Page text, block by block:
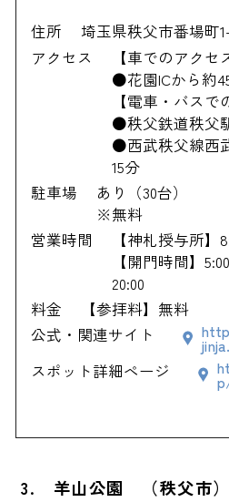
住所 埼玉県秩父市番場町
アクセス
【車でのアクセ
●花園ICから約
【電車・バスで
●秩父鉄道秩父
●西武秩父線西
15分
駐車場
あり（30台）
※無料
営業時間
【神札授与所】
【開門時間】
20:00
料金
【参拝料】無料
公式・関連サイト
スポット詳細ページ
3. 羊山公園 （秩父市）